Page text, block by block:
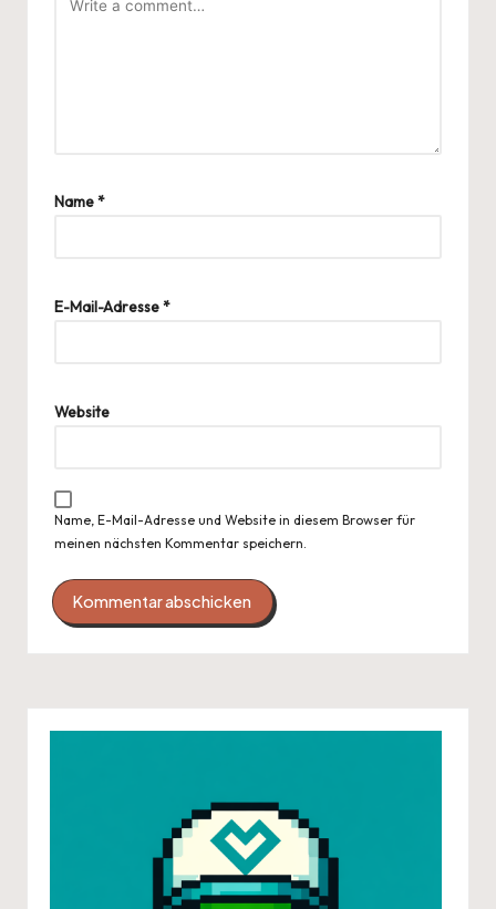
Name*
E-Mail-Adresse*
Website
Name, E-Mail-Adresse und Website in diesem Browser für
meinen nächsten Kommentar speichern.